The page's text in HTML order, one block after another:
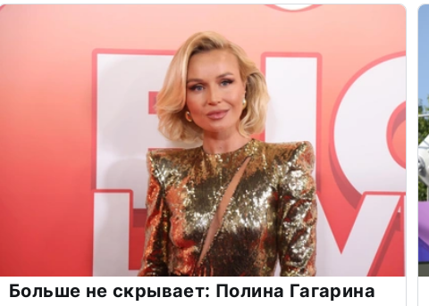
Больше не скрывает: Полина Гагарина